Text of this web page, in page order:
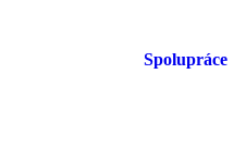
Spolupráce